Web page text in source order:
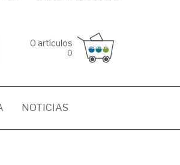
0 artículos
0
NOTICIAS